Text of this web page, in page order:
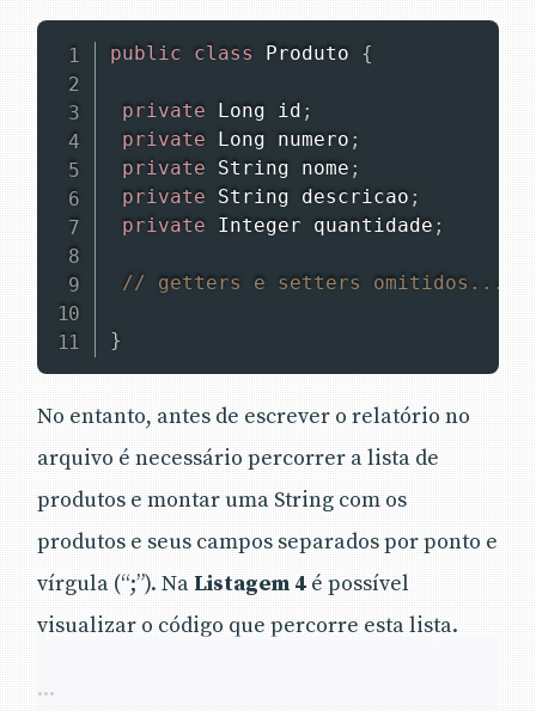
public class Produto {
private Long id ;
private
Long numero ;
private
String nome ;
private
String descricao ;
private
Integer quantidade ;
// getters e setters omitidos...
}
No entanto, antes de escrever o relatório no
arquivo é necessário percorrer a lista de
produtos e montar uma String com os
produtos e seus campos separados por ponto e
vírgula (“;”). Na Listagem 4 é possível
visualizar o código que percorre esta lista.
...